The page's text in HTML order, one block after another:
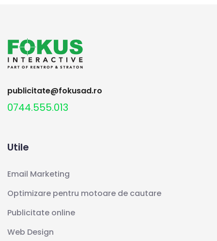
publicitate@fokusad.ro
0744.555.013
Utile
Email Marketing
Optimizare pentru motoare de cautare
Publicitate online
Web Design